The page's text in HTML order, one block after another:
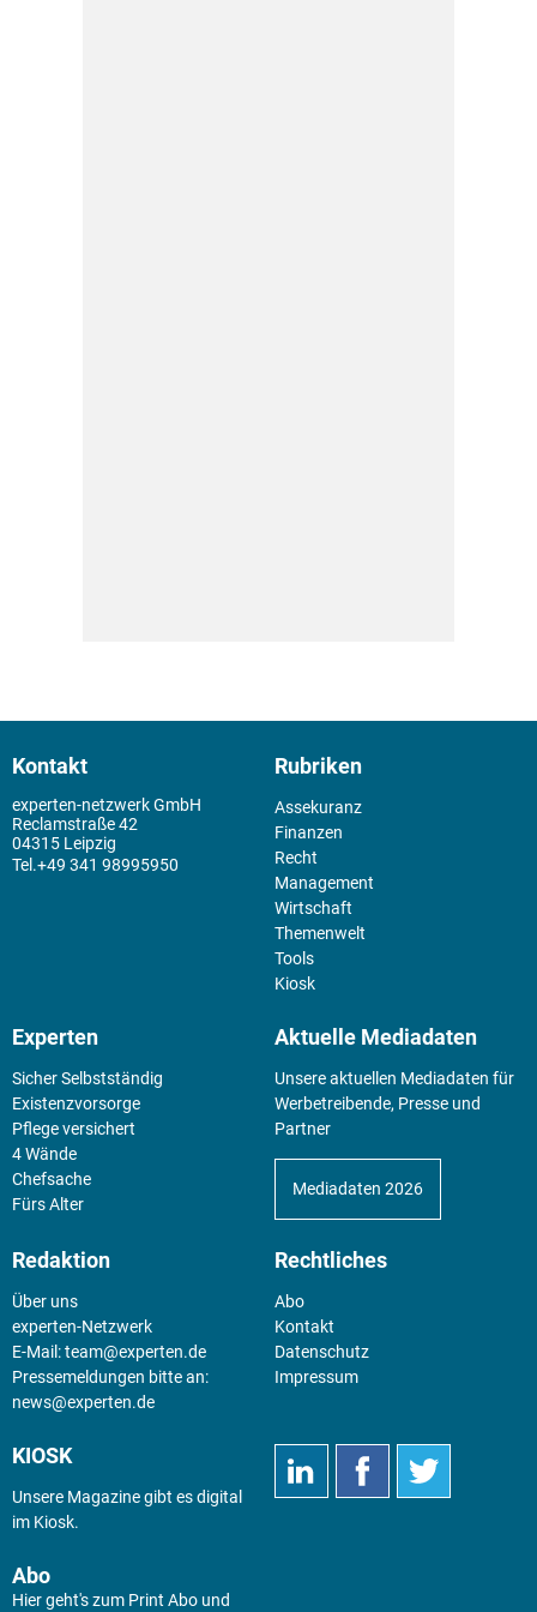
Kontakt
experten-netzwerk GmbH
Reclamstraße 42
04315 Leipzig
+49 341 98995950
Rubriken
Assekuranz
Finanzen
Recht
Management
Wirtschaft
Themenwelt
Tools
Kiosk
Experten
Sicher Selbstständig
Existenz­vorsorge
Pflege versichert
4 Wände
Chefsache
Fürs Alter
Aktuelle Mediadaten
Unsere aktuellen Mediadaten für
Werbetreibende, Presse und
Partner
Mediadaten 2026
Redaktion
Über uns
experten-Netzwerk
E-Mail:team@experten.de
Pressemeldungen bitte an:
news@experten.de
Rechtliches
Abo
Kontakt
Datenschutz
Impressum
KIOSK
Unsere Magazine gibt es digital
im Kiosk.
Abo
Hier geht's zum Print Abo und